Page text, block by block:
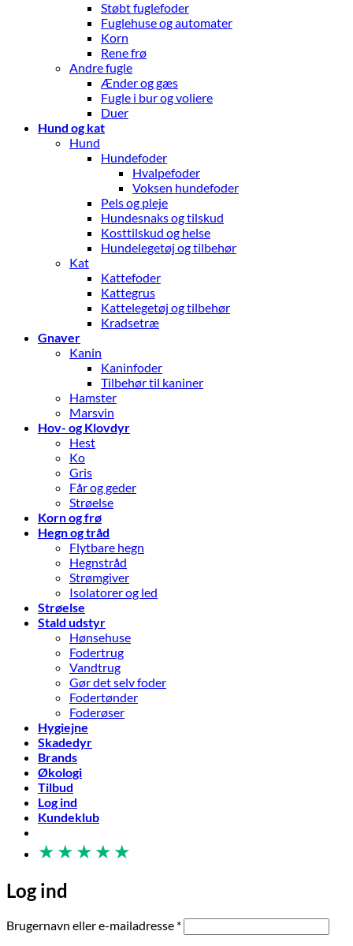
Støbt fuglefoder
Fuglehuse og automater
Korn
Rene frø
Andre fugle
Ænder og gæs
Fugle i bur og voliere
Duer
Hund og kat
Hund
Hundefoder
Hvalpefoder
Voksen hundefoder
Pels og pleje
Hundesnaks og tilskud
Kosttilskud og helse
Hundelegetøj og tilbehør
Kat
Kattefoder
Kattegrus
Kattelegetøj og tilbehør
Kradsetræ
Gnaver
Kanin
Kaninfoder
Tilbehør til kaniner
Hamster
Marsvin
Hov- og Klovdyr
Hest
Ko
Gris
Får og geder
Strøelse
Korn og frø
Hegn og tråd
Flytbare hegn
Hegnstråd
Strømgiver
Isolatorer og led
Strøelse
Stald udstyr
Hønsehuse
Fodertrug
Vandtrug
Gør det selv foder
Fodertønder
Foderøser
Hygiejne
Skadedyr
Brands
Økologi
Tilbud
Log ind
Kundeklub
★ ★ ★ ★ ★
Log ind
Brugernavn eller e-mailadresse *Påkrævet